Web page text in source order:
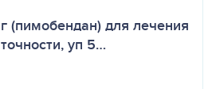
(пимобендан) для лечения
уп 5…